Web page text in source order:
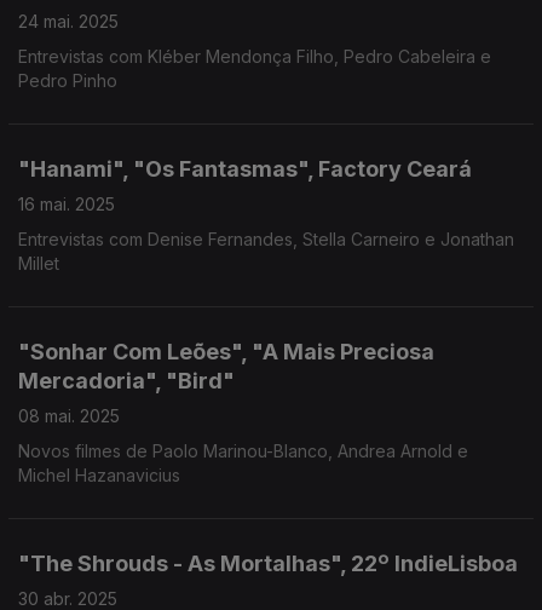
24 mai. 2025
Entrevistas com Kléber Mendonça Filho, Pedro Cabeleira e
Pedro Pinho
"Hanami", "Os Fantasmas", Factory Ceará
16 mai. 2025
Entrevistas com Denise Fernandes, Stella Carneiro e Jonathan
Millet
"Sonhar Com Leões", "A Mais Preciosa
Mercadoria", "Bird"
08 mai. 2025
Novos filmes de Paolo Marinou-Blanco, Andrea Arnold e
Michel Hazanavicius
"The Shrouds - As Mortalhas", 22º IndieLisboa
30 abr. 2025